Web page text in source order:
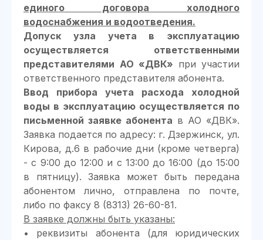
единого договора холодного
водоснабжения и водоотведения.
Допуск узла учета в эксплуатацию
осуществляется ответственными
представителями АО «ДВК» при участии
ответственного представителя абонента.
Ввод прибора учета расхода холодной
воды в эксплуатацию осуществляется по
письменной заявке абонента в АО «ДВК».
Заявка подается по адресу: г. Дзержинск, ул.
Кирова, д.6 в рабочие дни (кроме четверга)
- с 9:00 до 12:00 и с 13:00 до 16:00 (до 15:00
в пятницу). Заявка может быть передана
абонентом лично, отправлена по почте,
либо по факсу 8 (8313) 26-60-81.
В заявке должны быть указаны:
• реквизиты абонента (для юридических